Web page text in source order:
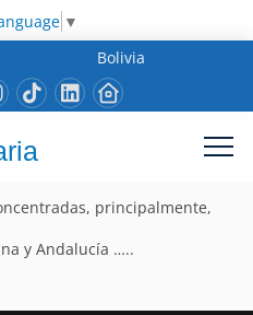
▼
Bolivia
principalmente,
y Andalucía …..